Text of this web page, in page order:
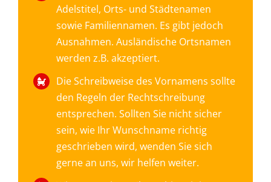
Adelstitel, Orts- und Städtenamen
sowie Familiennamen. Es gibt jedoch
Ausnahmen. Ausländische Ortsnamen
werden z.B. akzeptiert.
Die Schreibweise des Vornamens sollte
den Regeln der Rechtschreibung
entsprechen. Sollten Sie nicht sicher
sein, wie Ihr Wunschname richtig
geschrieben wird, wenden Sie sich
gerne an uns, wir helfen weiter.